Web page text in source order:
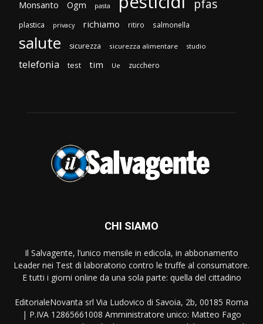
Monsanto Ogm pasta pfas
plastica privacy richiamo ritiro salmonella
salute sicurezza sicurezza alimentare studio
telefonia test tim Ue zucchero
CHI SIAMO
Il Salvagente, l’unico mensile in edicola, in abbonamento
Leader nei Test di laboratorio contro le truffe al consumatore.
E tutti i giorni online da una sola parte: quella del cittadino
EditorialeNovanta srl Via Ludovico di Savoia, 2b, 00185 Roma
| P.IVA 12865661008 Amministratore unico: Matteo Fago